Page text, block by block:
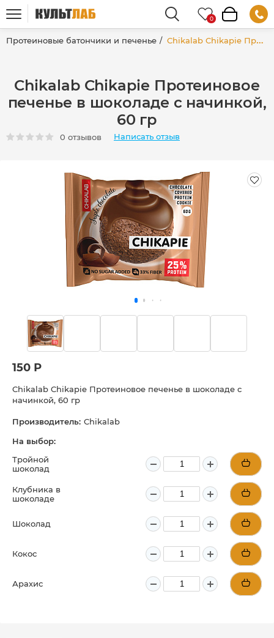
Протеиновые батончики и печенье Chikalab Chikapie Протеиновое печенье в шоколаде с начинкой, 60 гр
Chikalab Chikapie Протеиновое
печенье в шоколаде с начинкой,
60 гр
0 отзывов Написать отзыв
150 Р
Chikalab Chikapie Протеиновое печенье в шоколаде с
начинкой, 60 гр
Производитель: Chikalab
На выбор:
Тройной
шоколад
Клубника в
шоколаде
Шоколад
Кокос
Арахис